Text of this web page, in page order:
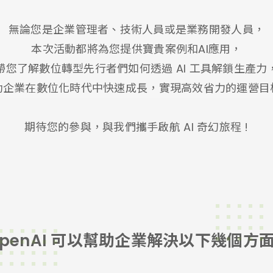
無論您是企業管理者、技術人員或是業務開發人員，
本次活動都將為您提供寶貴案例和AI應用，
您了解數位轉型先行者們如何透過 AI 工具解鎖生產力，
業在數位化時代中快速成長，實現高效省力的運營目
期待您的參與，與我們攜手啟航 AI 奇幻旅程 !
可以幫助企業解決以下幾個方